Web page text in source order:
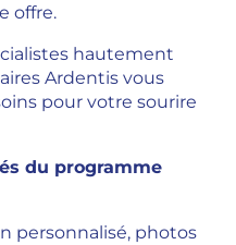
offre.
hautement
Ardentis vous
pour votre sourire
du programme
personnalisé, photos